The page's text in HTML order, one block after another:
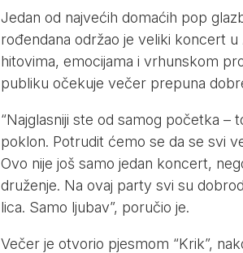
Jedan od najvećih domaćih pop
rođendana održao je veliki koncert
hitovima, emocijama i vrhunskom
publiku očekuje večer prepuna
“Najglasniji ste od samog početka –
poklon. Potrudit ćemo se da se svi
Ovo nije još samo jedan koncert,
druženje. Na ovaj party svi su
lica. Samo ljubav”, poručio je.
Večer je otvorio pjesmom “Krik”,